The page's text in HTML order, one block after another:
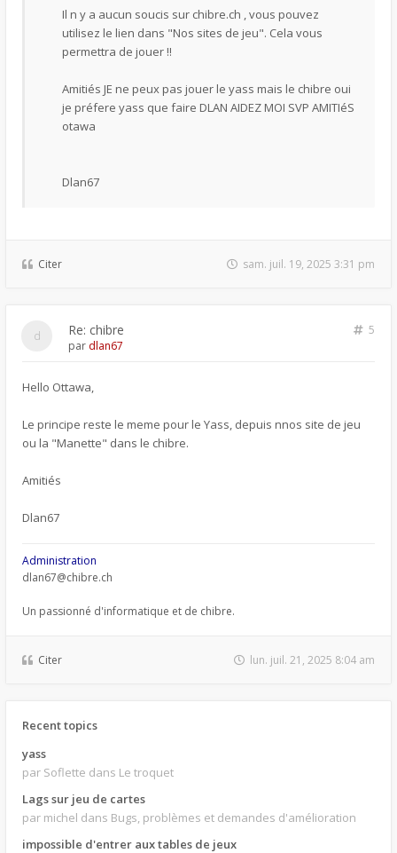
Il n y a aucun soucis sur chibre.ch , vous pouvez
utilisez le lien dans "Nos sites de jeu". Cela vous
permettra de jouer !!
Amitiés JE ne peux pas jouer le yass mais le chibre oui
je préfere yass que faire DLAN AIDEZ MOI SVP AMITIéS
otawa
Dlan67
Citer sam. juil. 19, 2025 3:31 pm
Re: chibre
5
par dlan67
Hello Ottawa,
Le principe reste le meme pour le Yass, depuis nnos site de jeu
ou la "Manette" dans le chibre.
Amitiés
Dlan67
Administration
dlan67@chibre.ch
Un passionné d'informatique et de chibre.
Citer lun. juil. 21, 2025 8:04 am
Recent topics
yass
par Soflette dans Le troquet
Lags sur jeu de cartes
par michel dans Bugs, problèmes et demandes d'amélioration
impossible d'entrer aux tables de jeux